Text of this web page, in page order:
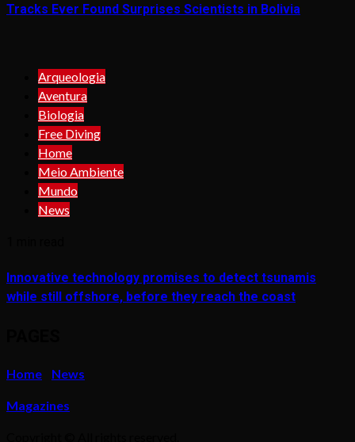
Tracks Ever Found Surprises Scientists in Bolivia
Arqueologia
Aventura
Biologia
Free Diving
Home
Meio Ambiente
Mundo
News
Innovative technology promises to detect tsunamis
while still offshore, before they reach the coast
Home News
Magazines